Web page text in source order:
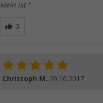
klein ist "
Christoph M. 20.10.2017